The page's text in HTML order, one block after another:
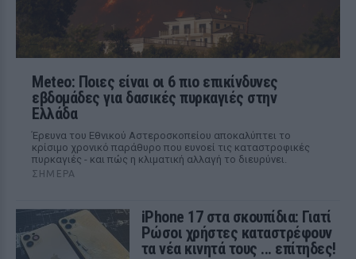
Meteo: Ποιες είναι οι 6 πιο επικίνδυνες
εβδομάδες για δασικές πυρκαγιές στην
Ελλάδα
Έρευνα του Εθνικού Αστεροσκοπείου αποκαλύπτει το
κρίσιμο χρονικό παράθυρο που ευνοεί τις καταστροφικές
πυρκαγιές - και πώς η κλιματική αλλαγή το διευρύνει.
ΣΉΜΕΡΑ
iPhone 17 στα σκουπίδια: Γιατί
Ρώσοι χρήστες καταστρέφουν
τα νέα κινητά τους ... επίτηδες!